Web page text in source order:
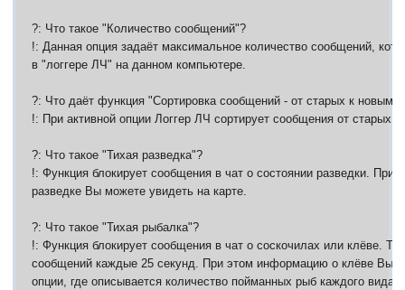
?: Что такое "Количество сообщений"?
!: Данная опция задаёт максимальное количество сообщений,
в "логгере ЛЧ" на данном компьютере.
?: Что даёт функция "Сортировка сообщений - от старых к новым"?
!: При активной опции Логгер ЛЧ сортирует сообщения от старых
?: Что такое "Тихая разведка"?
!: Функция блокирует сообщения в чат о состоянии разведки.
разведке Вы можете увидеть на карте.
?: Что такое "Тихая рыбалка"?
!: Функция блокирует сообщения в чат о соскочилах или клёве.
сообщений каждые 25 секунд. При этом информацию о клёве Вы
опции, где описывается количество пойманных рыб каждого вида